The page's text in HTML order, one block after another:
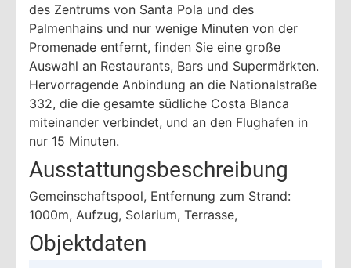
des Zentrums von Santa Pola und des
Palmenhains und nur wenige Minuten von der
Promenade entfernt, finden Sie eine große
Auswahl an Restaurants, Bars und Supermärkten.
Hervorragende Anbindung an die Nationalstraße
332, die die gesamte südliche Costa Blanca
miteinander verbindet, und an den Flughafen in
nur 15 Minuten.
Ausstattungsbeschreibung
Gemeinschaftspool, Entfernung zum Strand:
1000m, Aufzug, Solarium, Terrasse,
Objektdaten